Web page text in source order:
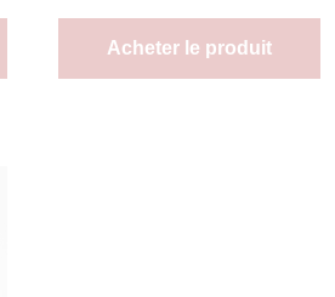
Acheter le produit